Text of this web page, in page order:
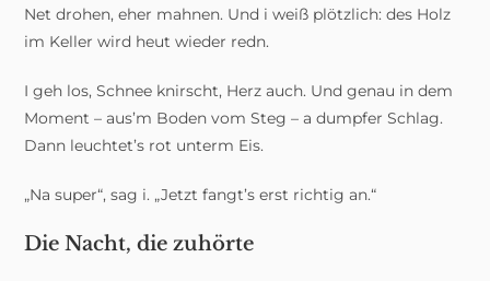
Net drohen, eher mahnen. Und i weiß plötzlich: des Holz
im Keller wird heut wieder redn.
I geh los, Schnee knirscht, Herz auch. Und genau in dem
Moment – aus’m Boden vom Steg – a dumpfer Schlag.
Dann leuchtet’s rot unterm Eis.
„Na super“, sag i. „Jetzt fangt’s erst richtig an.“
Die Nacht, die zuhörte